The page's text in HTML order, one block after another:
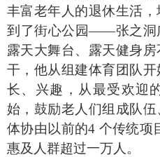
丰富老年人的退休生活
到了街心公园——张之洞
露天大舞台、露天健身
干，他从组建体育团队
长、兴趣，从最受欢迎
始，鼓励老人们组成队
体协由以前的4 个传统项
惠及人群超过一万人。